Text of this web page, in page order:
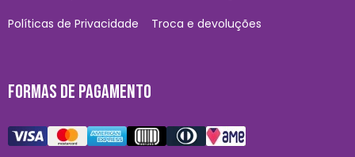
Políticas de Privacidade Troca e devoluções
FORMAS DE PAGAMENTO